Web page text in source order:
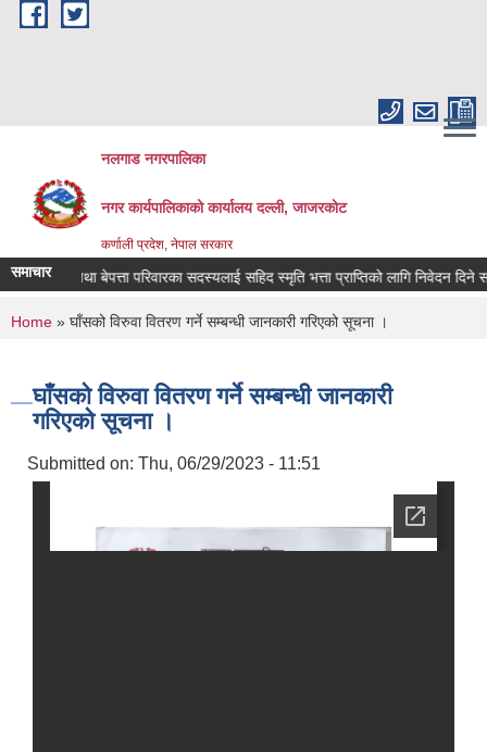
Skip to main content
नलगाड नगरपालिका
नगर कार्यपालिकाको कार्यालय दल्ली, जाजरकाेट
कर्णाली प्रदेश, नेपाल सरकार
समाचार
सहिद तथा बेपत्ता परिवारका सदस्यलाई सहिद स्मृति भत्ता प्राप्तिको लागि निवेदन दिने
You are here
Home » घाँसको विरुवा वितरण गर्ने सम्बन्धी जानकारी गरिएको सूचना ।
घाँसको विरुवा वितरण गर्ने सम्बन्धी जानकारी
गरिएको सूचना ।
Submitted on: Thu, 06/29/2023 - 11:51